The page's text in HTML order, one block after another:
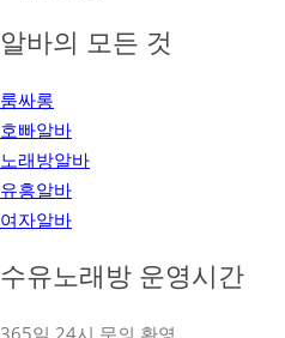
알바의 모든 것
룸싸롱
호빠알바
노래방알바
유흥알바
여자알바
수유노래방 운영시간
365일 24시 문의 환영